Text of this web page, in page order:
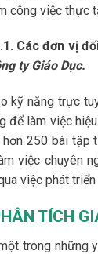
công việc thực
Các đơn vị
ty Giáo Dục.
kỹ năng trực
để làm việc
hơn 250 bài tập
việc chuyên
việc phát
TÍCH
trong những